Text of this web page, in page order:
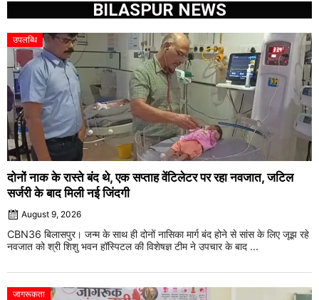
BILASPUR NEWS
उपलब्धि
दोनों नाक के रास्ते बंद थे, एक सप्ताह वेंटिलेटर पर रहा नवजात, जटिल
सर्जरी के बाद मिली नई जिंदगी
August 9, 2026
CBN36 बिलासपुर। जन्म के साथ ही दोनों नासिका मार्ग बंद होने से सांस के लिए जूझ रहे
नवजात को श्री शिशु भवन हॉस्पिटल की विशेषज्ञ टीम ने उपचार के बाद ...
जागरूकता